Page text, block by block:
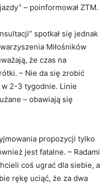
– poinformował ZTM.
spotkał się jednak
Miłośników
że czas na
– Nie da się zrobić
2-3 tygodnie. Linie
– obawiają się
propozycji tylko
jest fatalne. – Radami
coś ugrać dla siebie, a
rękę uciąć, że za dwa